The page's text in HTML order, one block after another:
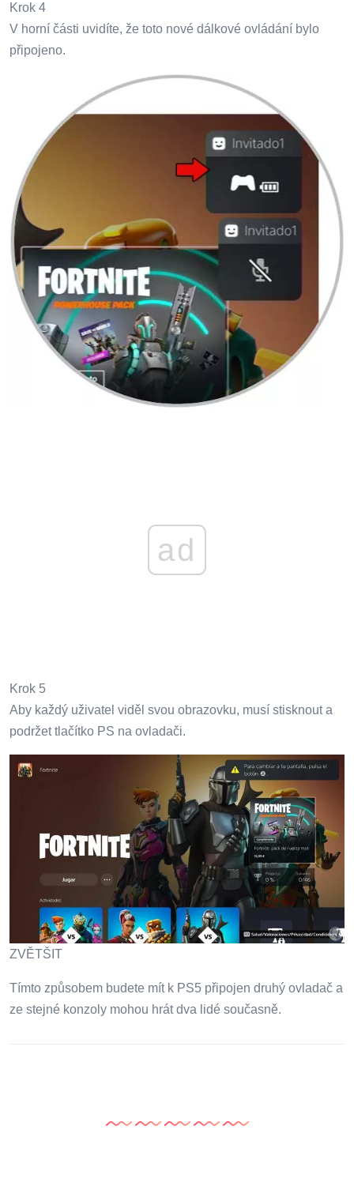
Krok 4
V horní části uvidíte, že toto nové dálkové ovládání bylo
připojeno.
ad
Krok 5
Aby každý uživatel viděl svou obrazovku, musí stisknout a
podržet tlačítko PS na ovladači.
ZVĚTŠIT
Tímto způsobem budete mít k PS5 připojen druhý ovladač a
ze stejné konzoly mohou hrát dva lidé současně.